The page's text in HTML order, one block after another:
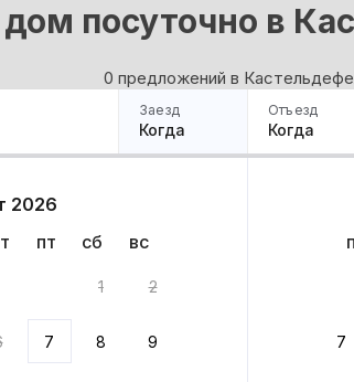
посуточно в
0 предложений в
Заезд
Когда
Отъезд
Когда
2026
пт сб вс
1 2
7 8 9 7
вариант из результатов поиска не